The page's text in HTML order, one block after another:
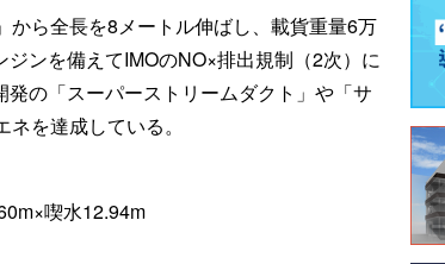
ら全長を8メートル伸ばし、載貨重量6万
ンを備えてIMOのNO×排出規制（2次）に
の「スーパーストリームダクト」や「サ
を達成している。
喫水12.94m